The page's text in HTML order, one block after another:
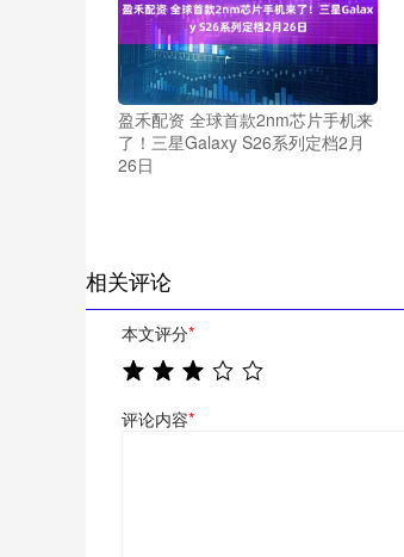
盈禾配资 全球首款2nm芯片手机来
了！三星Galaxy S26系列定档2月
26日
相关评论
本文评分*
评论内容*